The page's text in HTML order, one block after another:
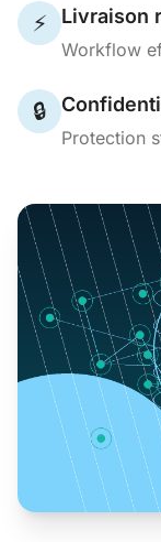
⚡ Livraison
Workflow
🔒
Protection